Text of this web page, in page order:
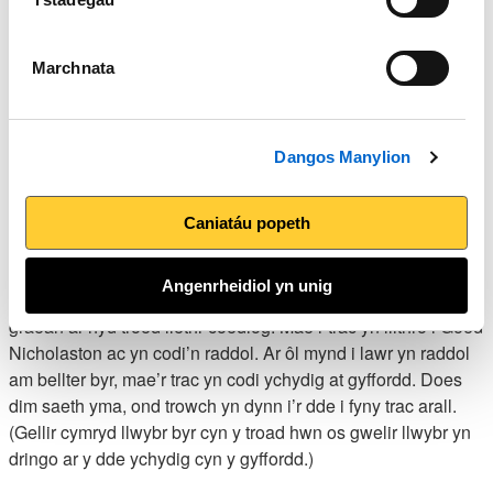
Marchnata
Dangos Manylion
Caniatáu popeth
Angenrheidiol yn unig
yn dychwelyd i’r man hwn yn ddiweddarach, ond os oes
ac ewch yn syth i’r traeth, gan haneru’r pellter i bob pwrpas.)
3. Trowch i’r chwith gan ddilyn saeth werdd, sy’n nodi llwybr
Arfordir Cymru groesi pont droed gerllaw, ond cafodd hon ei
datgymalu ac adeiladwyd dwy bont droed newydd ar draws
dwy sianel lanw. Croeswch y gyntaf o’r pontydd troed hyn yn
unig, yna trowch i’r chwith i adael Llwybr Arfordir Cymru, eto
gan ddilyn saeth werdd. Croeswch bont garreg dros sianel
ddraenio â chyrs yn tyfu ar ei hymylon a dilynwch drac
graean ar hyd troed llethr coediog. Mae’r trac yn llithro i Goed
Nicholaston ac yn codi’n raddol. Ar ôl mynd i lawr yn raddol
am bellter byr, mae’r trac yn codi ychydig at gyffordd. Does
dim saeth yma, ond trowch yn dynn i’r dde i fyny trac arall.
(Gellir cymryd llwybr byr cyn y troad hwn os gwelir llwybr yn
dringo ar y dde ychydig cyn y gyffordd.)